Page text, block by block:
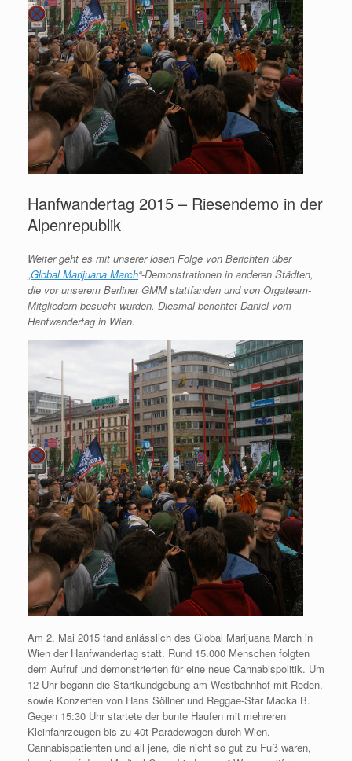
Hanfwandertag 2015 – Riesendemo in der
Alpenrepublik
Weiter geht es mit unserer losen Folge von Berichten über
„Global Marijuana March“-Demonstrationen in anderen Städten,
die vor unserem Berliner GMM stattfanden und von Orgateam-
Mitgliedern besucht wurden. Diesmal berichtet Daniel vom
Hanfwandertag in Wien.
Am 2. Mai 2015 fand anlässlich des Global Marijuana March in
Wien der Hanfwandertag statt. Rund 15.000 Menschen folgten
dem Aufruf und demonstrierten für eine neue Cannabispolitik. Um
12 Uhr begann die Startkundgebung am Westbahnhof mit Reden,
sowie Konzerten von Hans Söllner und Reggae-Star Macka B.
Gegen 15:30 Uhr startete der bunte Haufen mit mehreren
Kleinfahrzeugen bis zu 40t-Paradewagen durch Wien.
Cannabispatienten und all jene, die nicht so gut zu Fuß waren,